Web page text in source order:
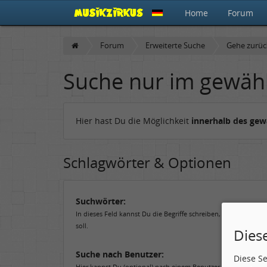
Home Forum
Forum Erweiterte Suche Gehe
Suche nur im
Hier hast Du die Möglichkeit innerhalb des
Schlagwörter & Optionen
Suchwörter:
In dieses Feld kannst Du die Begriffe schreiben, nach denen
soll.
Suche nach Benutzer:
Diese